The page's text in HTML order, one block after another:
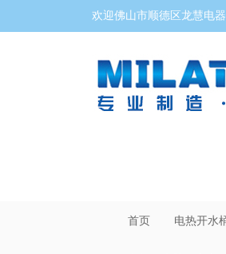
欢迎佛山市顺德区龙慧电
首页 电热开水